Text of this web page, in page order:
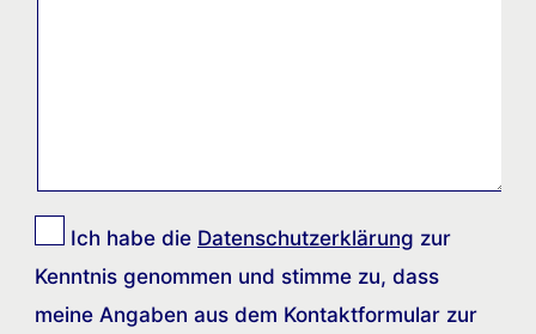
Ich habe die Datenschutzerklärung zur
Kenntnis genommen und stimme zu, dass
meine Angaben aus dem Kontaktformular zur